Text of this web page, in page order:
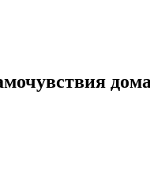
дома